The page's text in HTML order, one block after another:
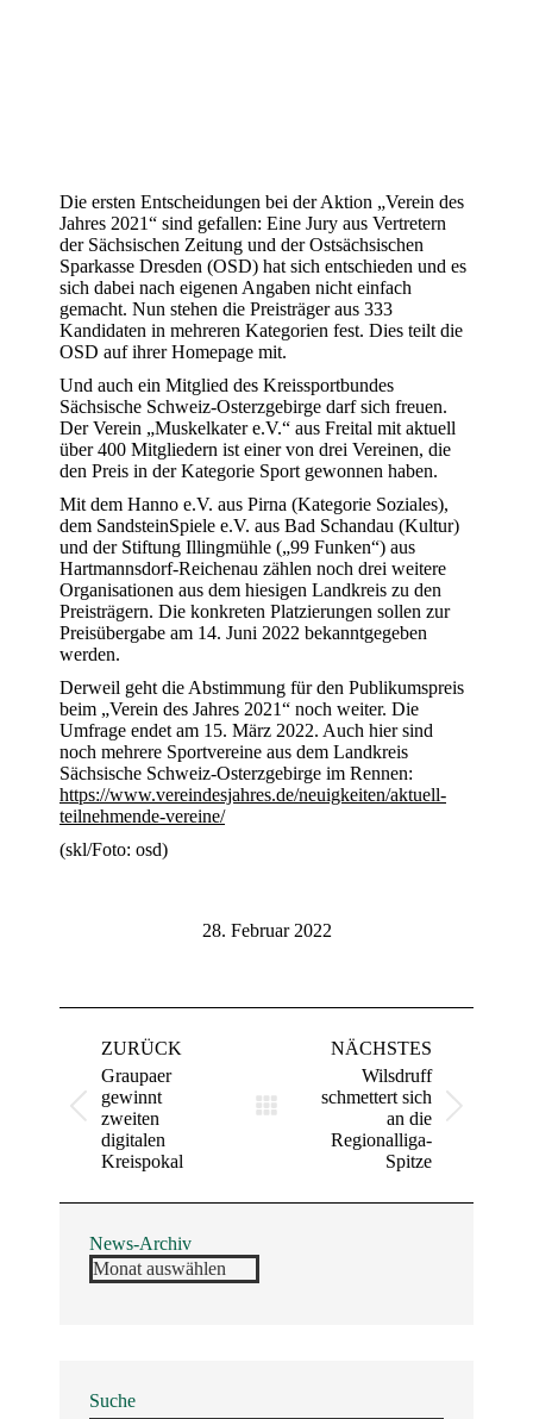
Die ersten Entscheidungen bei der Aktion „Verein des
Jahres 2021“ sind gefallen: Eine Jury aus Vertretern
der Sächsischen Zeitung und der Ostsächsischen
Sparkasse Dresden (OSD) hat sich entschieden und es
sich dabei nach eigenen Angaben nicht einfach
gemacht. Nun stehen die Preisträger aus 333
Kandidaten in mehreren Kategorien fest. Dies teilt die
OSD auf ihrer Homepage mit.
Und auch ein Mitglied des Kreissportbundes
Sächsische Schweiz-Osterzgebirge darf sich freuen.
Der Verein „Muskelkater e.V.“ aus Freital mit aktuell
über 400 Mitgliedern ist einer von drei Vereinen, die
den Preis in der Kategorie Sport gewonnen haben.
Mit dem Hanno e.V. aus Pirna (Kategorie Soziales),
dem SandsteinSpiele e.V. aus Bad Schandau (Kultur)
und der Stiftung Illingmühle („99 Funken“) aus
Hartmannsdorf-Reichenau zählen noch drei weitere
Organisationen aus dem hiesigen Landkreis zu den
Preisträgern. Die konkreten Platzierungen sollen zur
Preisübergabe am 14. Juni 2022 bekanntgegeben
werden.
Derweil geht die Abstimmung für den Publikumspreis
beim „Verein des Jahres 2021“ noch weiter. Die
Umfrage endet am 15. März 2022. Auch hier sind
noch mehrere Sportvereine aus dem Landkreis
Sächsische Schweiz-Osterzgebirge im Rennen:
https://www.vereindesjahres.de/neuigkeiten/aktuell-
teilnehmende-vereine/
(skl/Foto: osd)
28. Februar 2022
ZURÜCK
Vorheriger
Beitrag:
Graupaer
gewinnt
zweiten
digitalen
Kreispokal
NÄCHSTES
Beitrag:
Wilsdruff
schmettert sich
an die
Regionalliga-
Spitze
News-Archiv
News-
Archiv
Suche